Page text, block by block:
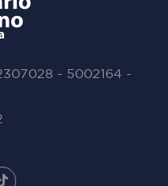
- 5002164 -